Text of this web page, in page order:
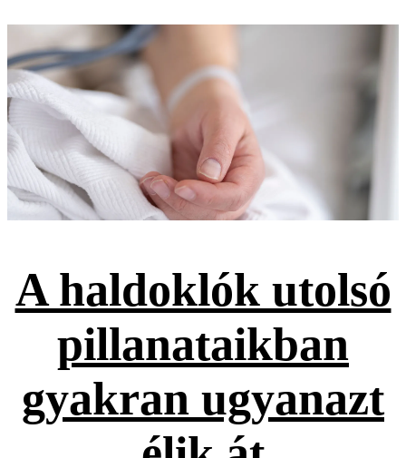
A haldoklók utolsó
pillanataikban
gyakran ugyanazt